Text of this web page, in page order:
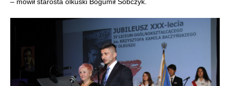
– mówił starosta olkuski Bogumił Sobczyk.